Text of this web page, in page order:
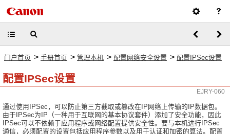
门户首页 > 手册首页 > 管理本机 > 配置网络安全设置 > 配置IPSec设置
配置IPSec设置
EJRY-060
通过使用IPSec，可以防止第三方截取或篡改在IP网络上传输的IP数据包。
由于IPSec为IP（一种用于互联网的基本协议套件）添加了安全功能，因此
IPSec可以不依赖于应用程序或网络配置提供安全性。要与本机进行IPSec
通信，必须配置的设置包括应用程序参数以及用于认证和加密的算法。配置